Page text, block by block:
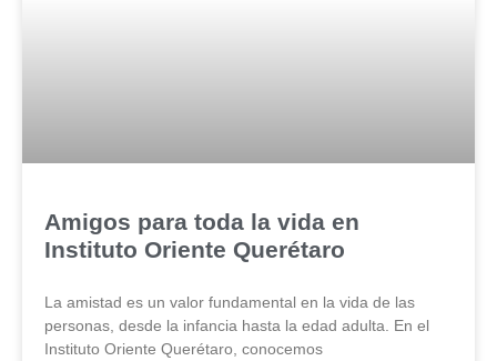
Amigos para toda la vida en
Instituto Oriente Querétaro
La amistad es un valor fundamental en la vida de las
personas, desde la infancia hasta la edad adulta. En el
Instituto Oriente Querétaro, conocemos